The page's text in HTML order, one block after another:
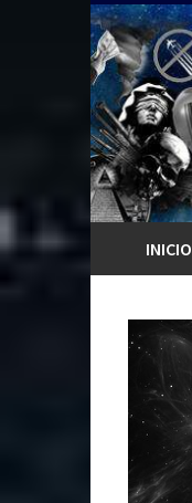
Saltar
al
contenido
INICIO